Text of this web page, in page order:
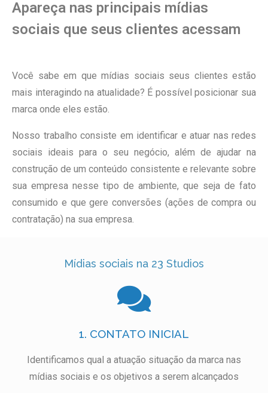
Apareça nas principais mídias
sociais que seus clientes acessam
Você sabe em que mídias sociais seus clientes estão
mais interagindo na atualidade? É possível posicionar sua
marca onde eles estão.
Nosso trabalho consiste em identificar e atuar nas redes
sociais ideais para o seu negócio, além de ajudar na
construção de um conteúdo consistente e relevante sobre
sua empresa nesse tipo de ambiente, que seja de fato
consumido e que gere conversões (ações de compra ou
contratação) na sua empresa.
Mídias sociais na 23 Studios
1. CONTATO INICIAL
Identificamos qual a atuação situação da marca nas
mídias sociais e os objetivos a serem alcançados